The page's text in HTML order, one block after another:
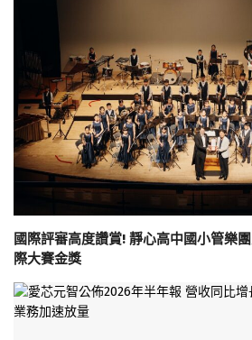
國際評審高度讚賞! 靜心高中國小管樂
際大賽金獎